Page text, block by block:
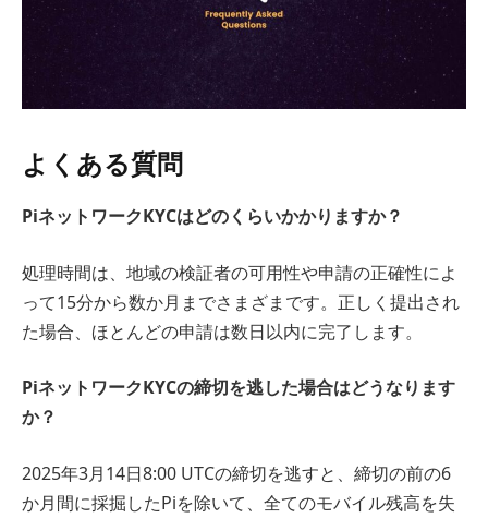
よくある質問
PiネットワークKYCはどのくらいかかりますか？
処理時間は、地域の検証者の可用性や申請の正確性によ
って15分から数か月までさまざまです。正しく提出され
た場合、ほとんどの申請は数日以内に完了します。
PiネットワークKYCの締切を逃した場合はどうなります
か？
2025年3月14日8:00 UTCの締切を逃すと、締切の前の6
か月間に採掘したPiを除いて、全てのモバイル残高を失